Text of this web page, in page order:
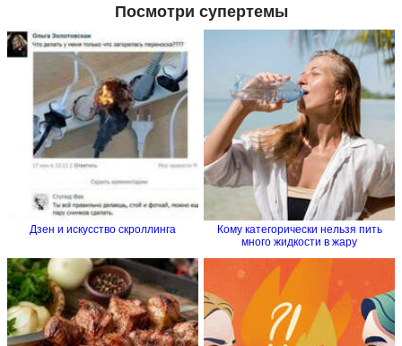
Посмотри супертемы
Дзен и искусство скроллинга
Кому категорически нельзя пить
много жидкости в жару